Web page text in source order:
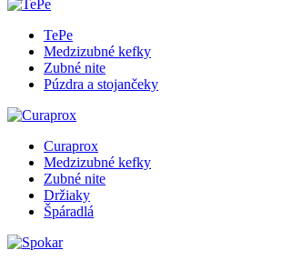
TePe
Medzizubné kefky
Zubné nite
Púzdra a stojančeky
Curaprox
Medzizubné kefky
Zubné nite
Držiaky
Špáradlá